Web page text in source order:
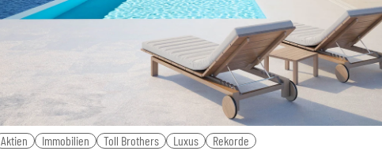
Aktien Immobilien Toll Brothers Luxus Rekorde